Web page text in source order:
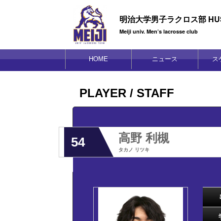
明治大学男子ラクロス部
Meiji univ. Men’s lacrosse club
HOME ニュース ス
PLAYER / STAFF
54 高野 利槻
タカノ リツキ